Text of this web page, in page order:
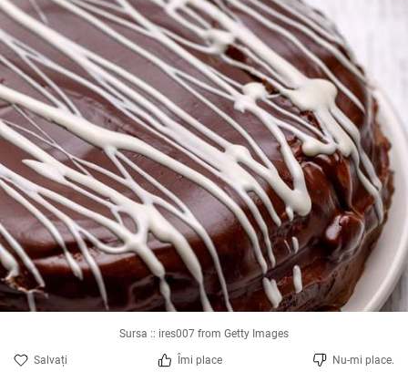
Sursa :: ires007 from Getty Images
Salvați Îmi place Nu-mi place.